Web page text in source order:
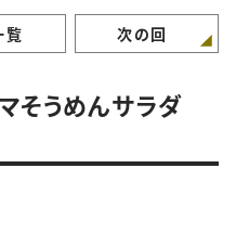
なりそう
覧 次の回
そうめんサラダ